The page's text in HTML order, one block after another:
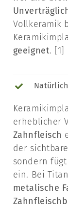
Vollkeramik
geeignet. [1]
erheblicher
Zahnfleisch
der
sondern
ein. Bei
metalische